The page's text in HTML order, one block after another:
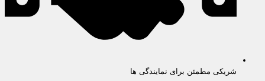
شریکی مطمئن برای نمایندگی ها